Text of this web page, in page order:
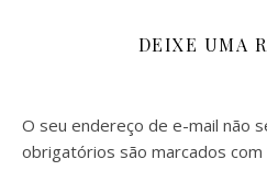
DEIXE UMA
O seu endereço de e-mail não
obrigatórios são marcados com